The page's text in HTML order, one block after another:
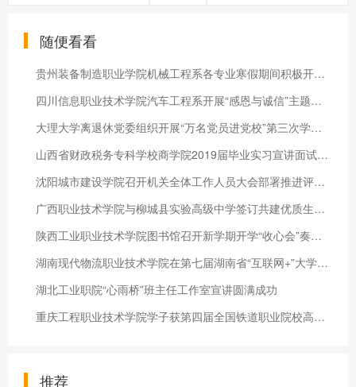
随便看看
贵州装备制造职业学院机械工程系各专业寒假期间积极开展企业调研
四川信息职业技术学院汽车工程系开展“感恩与诚信”主题教育活动
大理大学离退休党委组织开展“万名党员进党校”第三次学习培训
山西省财政税务专科学校商学院2019届毕业实习宣讲面试会圆满结束
沈阳城市建设学院召开机关全体工作人员大会部署推进评估工作
广西职业技术学院与柳城县实验高级中学签订共建优质生源基地协议
陕西工业职业技术学院图书馆召开新学期开学“收心会”奏响工作“冲锋号”
湖南现代物流职业技术学院在第七届湖南省“互联网+”大学生创新创业大赛中首获金奖！
湖北工业职院“心雨桥”班主任工作室宣讲圆满成功
重庆工程职业技术学院学子获第四届全国铁道职业院校高速铁路精测
推荐